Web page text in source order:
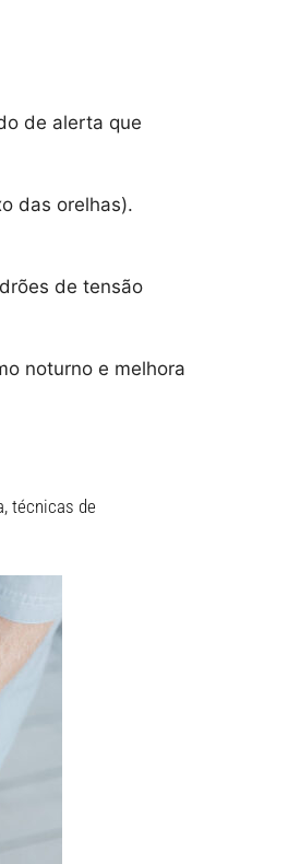
de alerta que
das orelhas).
de tensão
noturno e melhora
técnicas de